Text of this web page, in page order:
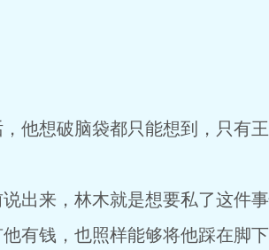
他想破脑袋都只能想到，只有
出来，林木就是想要私了这件
有钱，也照样能够将他踩在脚下